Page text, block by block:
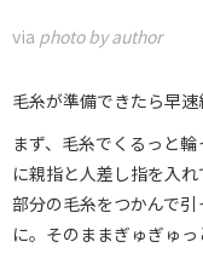
via photo by author
毛糸が準備できたら早速
まず、毛糸でくるっと
に親指と人差し指を入
部分の毛糸をつかんで
に。そのままぎゅぎゅ